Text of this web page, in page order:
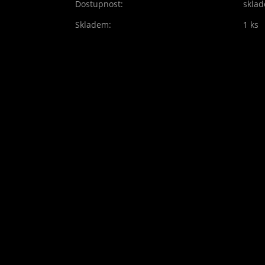
Dostupnost:
Skladem:
1 ks